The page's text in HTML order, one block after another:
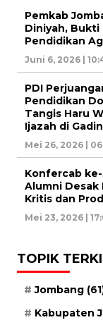
Pemkab
Diniyah, Bukti
Pendidikan
Juni 6, 2026 |
PDI
Pendidikan
Tangis Haru
Ijazah di
Mei 26, 2026 |
Konfercab ke-
Alumni Desak
Kritis dan
Mei 23, 2026 |
TOPIK
Jombang
Kabupaten